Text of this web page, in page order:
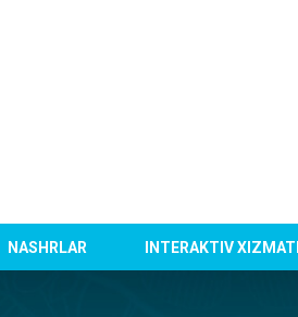
NASHRLAR INTERAKTIV